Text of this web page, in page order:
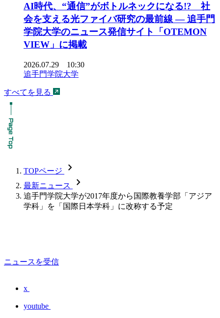
AI時代、“通信”がボトルネックになる!? 社
会を支える光ファイバ研究の最前線 ― 追手門
学院大学のニュース発信サイト「OTEMON
VIEW」に掲載
2026.07.29 10:30
追手門学院大学
すべてを見る
TOPページ chevron_forward
最新ニュース chevron_forward
追手門学院大学が2017年度から国際教養学部「アジア
学科」を「国際日本学科」に改称する予定
ニュースを受信
x
youtube